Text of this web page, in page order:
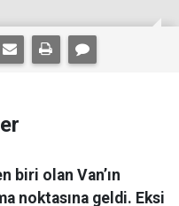
biri olan Van’ın
noktasına geldi. Eksi